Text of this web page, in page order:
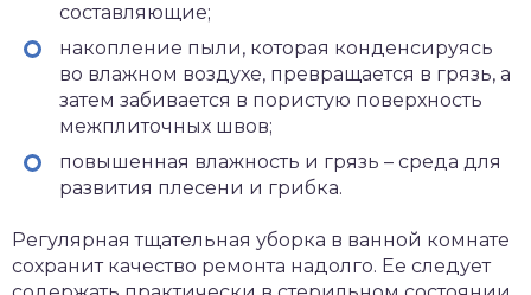
составляющие;
накопление пыли, которая конденсируясь
во влажном воздухе, превращается в грязь, а
затем забивается в пористую поверхность
межплиточных швов;
повышенная влажность и грязь – среда для
развития плесени и грибка.
Регулярная тщательная уборка в ванной комнате
сохранит качество ремонта надолго. Ее следует